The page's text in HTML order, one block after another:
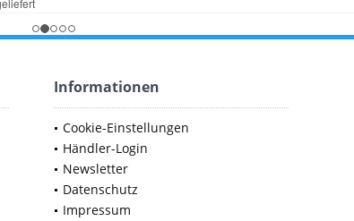
Informationen
Cookie-Einstellungen
Händler-Login
Newsletter
Datenschutz
Impressum